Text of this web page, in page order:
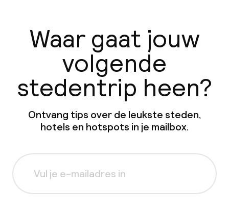
Waar gaat jouw
volgende
stedentrip heen?
Ontvang tips over de leukste steden,
hotels en hotspots in je mailbox.